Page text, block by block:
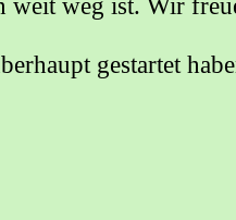
gestartet